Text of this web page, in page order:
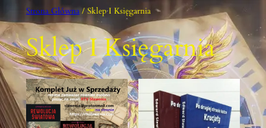
Przejdź
Do
Treści
Strona Główna/ Sklep I Księgarnia
Sklep I Księgarnia